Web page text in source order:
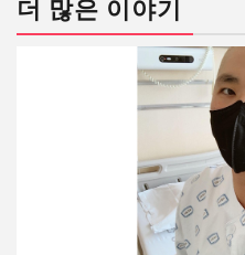
더 많은 이야기